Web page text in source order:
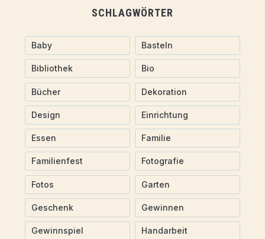
SCHLAGWÖRTER
Baby Basteln
Bibliothek Bio
Bücher Dekoration
Design Einrichtung
Essen Familie
Familienfest Fotografie
Fotos Garten
Geschenk Gewinnen
Gewinnspiel Handarbeit